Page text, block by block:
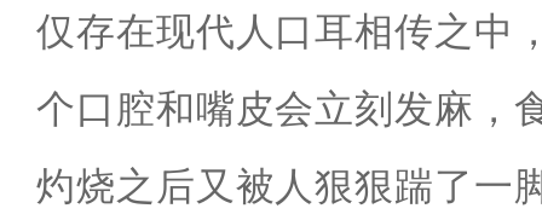
仅存在现代人口耳相传之中
个口腔和嘴皮会立刻发麻，
灼烧之后又被人狠狠踹了一